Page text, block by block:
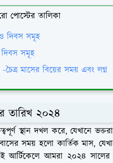
পোস্টের তালিকা
ও দিবস সমূহ
দিবস সমূহ
চৈত্র মাসের বিয়ের সময় এবং লগ্ন
তারিখ ২০২৪
স্থান দখল করে, যেখানে
সময় হলো কার্তিক মাস,
আর্টিকেলে আমরা ২০২৪ সালের